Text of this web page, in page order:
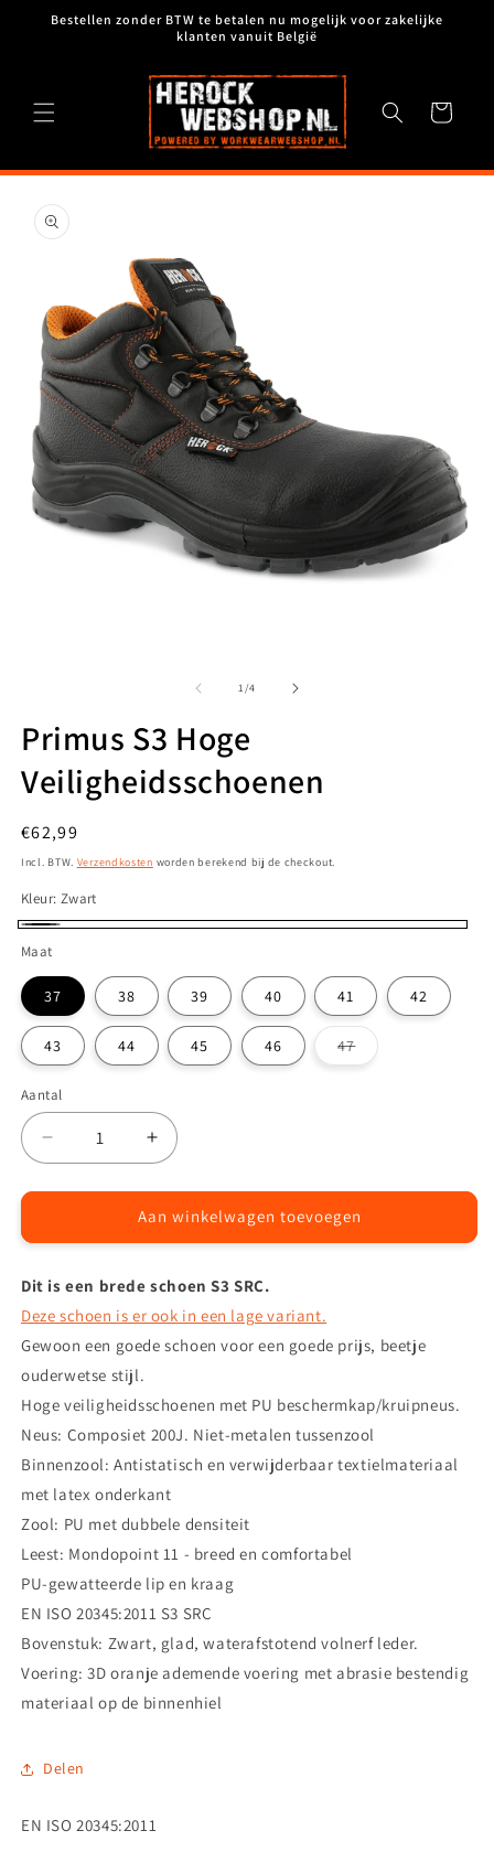
naar de
Bestellen zonder BTW te betalen nu mogelijk voor zakelijke
klanten vanuit België
Winkelwagen
direct naar
1/van
4
Primus S3 Hoge
Veiligheidsschoenen
Normale
prijs
€62,99
Incl. BTW. Verzendkosten worden berekend bij de checkout.
Kleur: Zwart
Maat
37 38 39 40 41 42
43 44 45 46 47Variant
uitverkocht
Aantal
Aantal
Aantal
verlagen
voor
S3
Veiligheidsschoenen
Aantal
verhogen
voor
Primus
S3
Veiligheidsschoenen
Aan winkelwagen toevoegen
Dit is een brede schoenS3 SRC.
Deze schoen is er ook in een lage variant.
Gewoon een goede schoen voor een goede prijs, beetje
ouderwetse stijl.
Hoge veiligheidsschoenen met PU beschermkap/kruipneus.
Neus: Composiet 200J. Niet-metalen tussenzool
Binnenzool: Antistatisch en verwijderbaar textielmateriaal
met latex onderkant
Zool: PU met dubbele densiteit
Leest: Mondopoint 11 - breed en comfortabel
PU-gewatteerde lip en kraag
EN ISO 20345:2011 S3 SRC
Bovenstuk: Zwart, glad, waterafstotend volnerf leder.
Voering: 3D oranje ademende voering met abrasie bestendig
materiaal op de binnenhiel
Delen
EN ISO 20345:2011